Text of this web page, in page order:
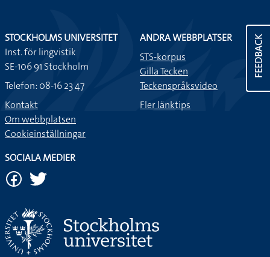
FEEDBACK
STOCKHOLMS UNIVERSITET
Inst. för lingvistik
SE-106 91 Stockholm
Telefon: 08-16 23 47
Kontakt
Om webbplatsen
Cookieinställningar
ANDRA WEBBPLATSER
STS-korpus
Gilla Tecken
Teckenspråksvideo
Fler länktips
SOCIALA MEDIER